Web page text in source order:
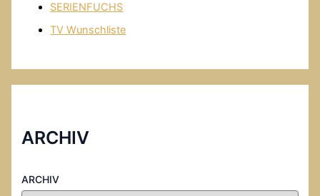
SERIENFUCHS
TV Wunschliste
ARCHIV
ARCHIV